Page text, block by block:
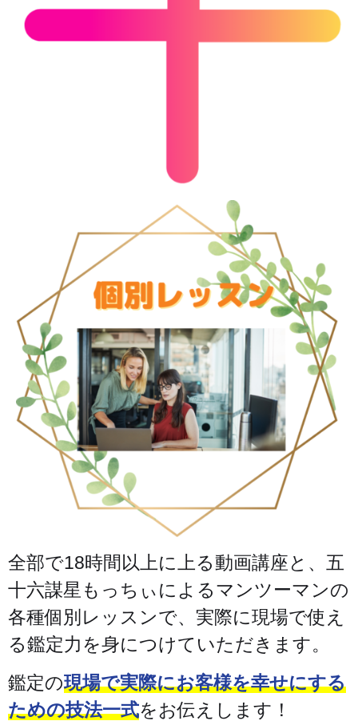
全部で18時間以上に上る動画講座と、五
十六謀星もっちぃによるマンツーマンの
各種個別レッスンで、実際に現場で使え
る鑑定力を身につけていただきます。
鑑定の現場で実際にお客様を幸せにする
ための技法一式をお伝えします！